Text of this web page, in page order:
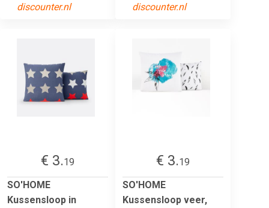
discounter.nl
discounter.nl
€ 3.19
SO'HOME
Kussensloop in
€ 3.19
SO'HOME
Kussensloop veer,